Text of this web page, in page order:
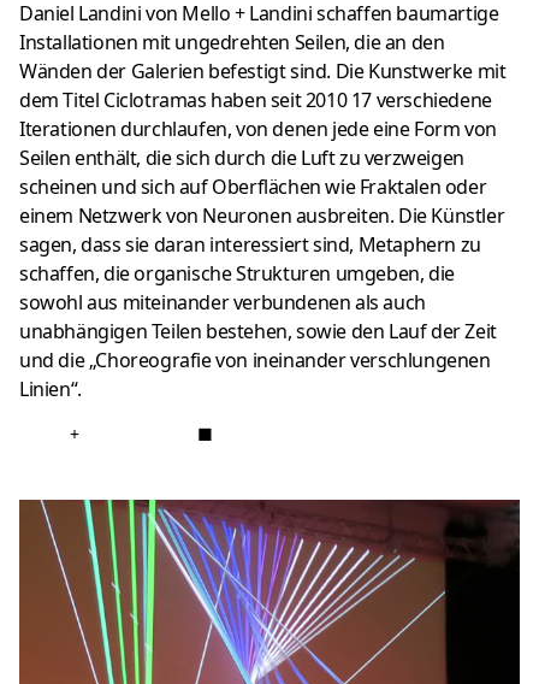
Daniel Landini von Mello + Landini schaffen baumartige
Installationen mit ungedrehten Seilen, die an den
Wänden der Galerien befestigt sind. Die Kunstwerke mit
dem Titel Ciclotramas haben seit 2010 17 verschiedene
Iterationen durchlaufen, von denen jede eine Form von
Seilen enthält, die sich durch die Luft zu verzweigen
scheinen und sich auf Oberflächen wie Fraktalen oder
einem Netzwerk von Neuronen ausbreiten. Die Künstler
sagen, dass sie daran interessiert sind, Metaphern zu
schaffen, die organische Strukturen umgeben, die
sowohl aus miteinander verbundenen als auch
unabhängigen Teilen bestehen, sowie den Lauf der Zeit
und die „Choreografie von ineinander verschlungenen
Linien“.
+ ■